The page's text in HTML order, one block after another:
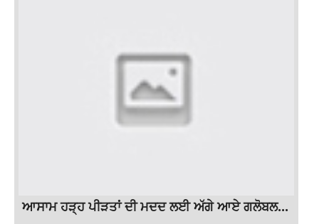
ਆਸਾਮ ਹੜ੍ਹ ਪੀੜਤਾਂ ਦੀ ਮਦਦ ਲਈ ਅੱਗੇ ਆਏ ਗਲੋਬਲ...